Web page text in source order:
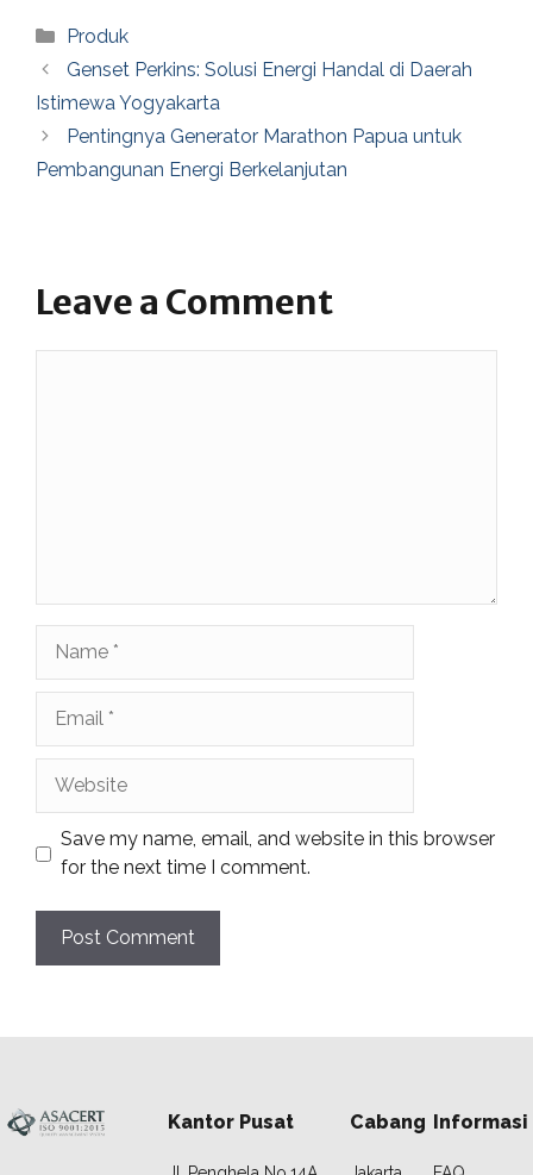
Categories
Produk
Genset Perkins: Solusi Energi Handal di Daerah
Istimewa Yogyakarta
Pentingnya Generator Marathon Papua untuk
Pembangunan Energi Berkelanjutan
Leave a Comment
Save my name, email, and website in this browser
for the next time I comment.
Kantor Pusat Cabang Informasi